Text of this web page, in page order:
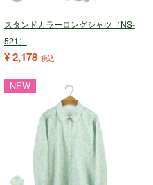
スタンドカラーロングシャツ（NS-
521）
¥2,178 税込
NEW